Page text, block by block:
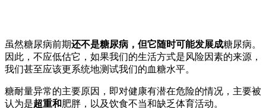
虽然糖尿病前期还不是糖尿病，但它随时可能发展成糖尿病。
因此，不应低估它，如果我们的生活方式是风险因素的来源，
我们甚至应该更系统地测试我们的血糖水平。
糖耐量异常的主要原因，即对健康有潜在危险的情况，主要被
认为是超重和肥胖，以及饮食不当和缺乏体育活动。